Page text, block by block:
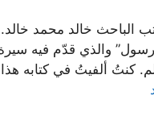
الباحث خالد محمد
والذي قدّم فيه
كنتُ ألفيتُ في كتابه